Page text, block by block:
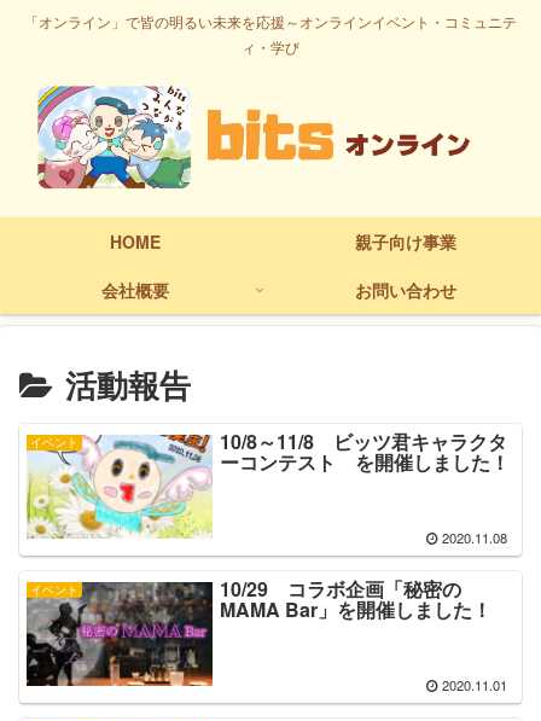
「オンライン」で皆の明るい未来を応援～オンラインイベント・コミュニテ
ィ・学び
HOME
親子向け事業
会社概要
お問い合わせ
活動報告
イベント 10/8～11/8 ビッツ君キャラクタ
ーコンテスト を開催しました！
2020.11.08
イベント 10/29 コラボ企画「秘密の
MAMA Bar」を開催しました！
2020.11.01